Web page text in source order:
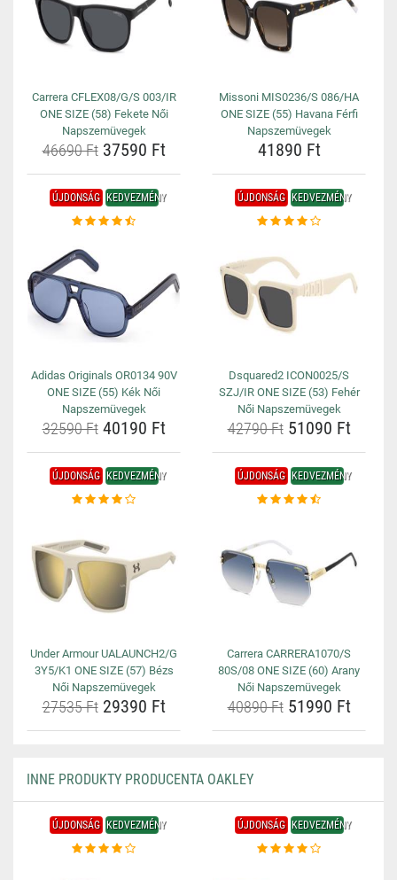
Carrera CFLEX08/G/S 003/IR
ONE SIZE (58) Fekete Női
Napszemüvegek
46690 Ft37590 Ft
Missoni MIS0236/S 086/HA
ONE SIZE (55) Havana Férfi
Napszemüvegek
41890 Ft
ÚJDONSÁG KEDVEZMÉNY
Adidas Originals OR0134 90V
ONE SIZE (55) Kék Női
Napszemüvegek
32590 Ft40190 Ft
ÚJDONSÁG KEDVEZMÉNY
Dsquared2 ICON0025/S
SZJ/IR ONE SIZE (53) Fehér
Női Napszemüvegek
42790 Ft51090 Ft
ÚJDONSÁG KEDVEZMÉNY
Under Armour UALAUNCH2/G
3Y5/K1 ONE SIZE (57) Bézs
Női Napszemüvegek
27535 Ft29390 Ft
ÚJDONSÁG KEDVEZMÉNY
Carrera CARRERA1070/S
80S/08 ONE SIZE (60) Arany
Női Napszemüvegek
40890 Ft51990 Ft
INNE PRODUKTY PRODUCENTA OAKLEY
ÚJDONSÁG KEDVEZMÉNY ÚJDONSÁG KEDVEZMÉNY